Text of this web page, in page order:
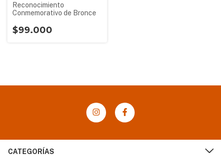
Reconocimiento
Conmemorativo de Bronce
$99.000
CATEGORÍAS